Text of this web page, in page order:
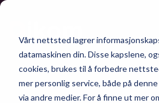
Vårt nettsted lagrer
datamaskinen din. Disse kapslene,
cookies, brukes til å forbedre
mer personlig service, både på
via andre medier. For å finne ut mer